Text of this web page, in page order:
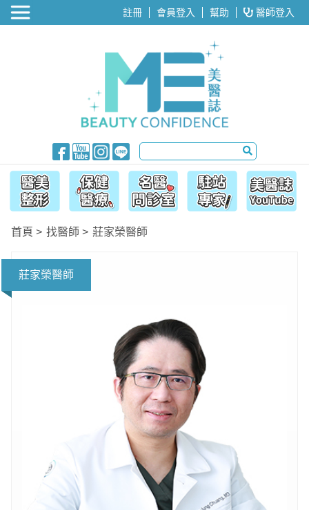
醫美整形 註冊 會員登入 幫助 醫師登入
首頁 找醫師 莊家榮醫師
莊家榮醫師